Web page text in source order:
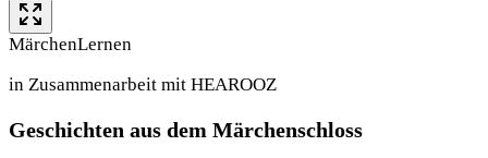
MärchenLernen
in Zusammenarbeit mit HEAROOZ
Geschichten aus dem Märchenschloss